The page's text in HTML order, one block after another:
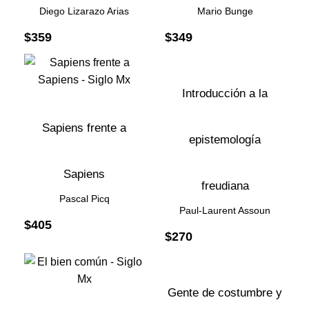
Diego Lizarazo Arias
$359
Mario Bunge
$349
Sapiens frente a
Sapiens
Pascal Picq
$405
Introducción a la
epistemología
freudiana
Paul-Laurent Assoun
$270
Gente de costumbre y